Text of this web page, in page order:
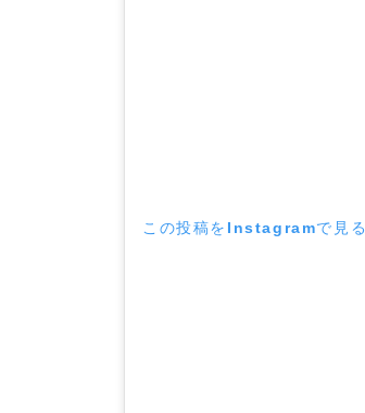
この投稿をInstagramで見る